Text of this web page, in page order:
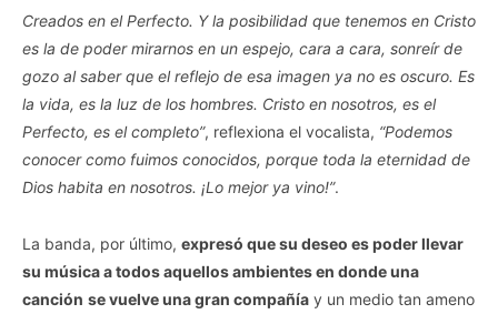
Creados en el Perfecto. Y la posibilidad que tenemos en Cristo
es la de poder mirarnos en un espejo, cara a cara, sonreír de
gozo al saber que el reflejo de esa imagen ya no es oscuro. Es
la vida, es la luz de los hombres. Cristo en nosotros, es el
Perfecto, es el completo”, reflexiona el vocalista, “Podemos
conocer como fuimos conocidos, porque toda la eternidad de
Dios habita en nosotros. ¡Lo mejor ya vino!”.
La banda, por último, expresó que su deseo es poder llevar
su música a todos aquellos ambientes en donde una
canción se vuelve una gran compañía y un medio tan ameno